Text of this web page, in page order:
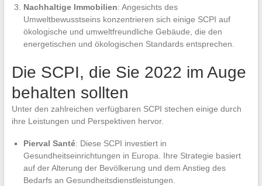
Nachhaltige Immobilien: Angesichts des
Umweltbewusstseins konzentrieren sich einige SCPI auf
ökologische und umweltfreundliche Gebäude, die den
energetischen und ökologischen Standards entsprechen.
Die SCPI, die Sie 2022 im Auge
behalten sollten
Unter den zahlreichen verfügbaren SCPI stechen einige durch
ihre Leistungen und Perspektiven hervor.
Pierval Santé: Diese SCPI investiert in
Gesundheitseinrichtungen in Europa. Ihre Strategie basiert
auf der Alterung der Bevölkerung und dem Anstieg des
Bedarfs an Gesundheitsdienstleistungen.